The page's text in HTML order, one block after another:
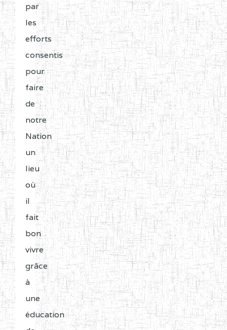
par
les
efforts
consentis
pour
faire
de
notre
Nation
un
lieu
où
il
fait
bon
vivre
grâce
à
une
éducation